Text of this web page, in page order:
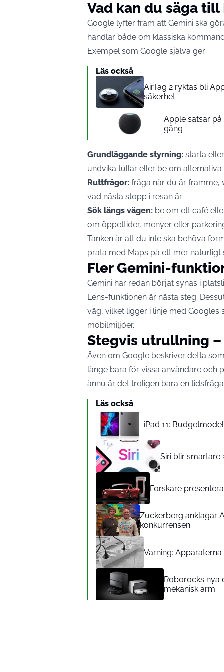
Vad kan du säga till
Google lyfter fram att Gemini ska
handlar både om klassiska
Exempel som Google själva ger:
Läs också
AirTag 2 ryktas bli
säkerhet
Apple satsar
gång
Grundläggande styrning: starta
undvika tullar eller be om alternativa
Ruttfrågor: fråga när du är framme,
vad nästa stopp i resan är.
Sök längs vägen: be om ett café
om öppettider, menyer eller
Tanken är att du inte ska behöva
prata med Maps på ett mer naturligt
Fler Gemini-
Gemini har redan börjat synas i
Lens-funktionen är nästa steg.
väg, vilket ligger i linje med
mobilmiljöer.
Stegvis utrullning
Även om Google beskriver detta
länge bara för vissa användare och
ännu är det troligen bara en
Läs också
iPad 11:
Siri blir smartare
Forskare
Zuckerberg anklagar
konkurrensen
Varning:
Roborocks nya
mekanisk arm